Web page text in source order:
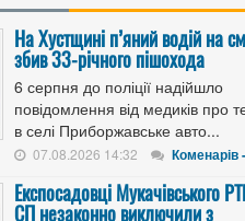
На Хустщині п’яний водій на
збив 33-річного пішохода
6 серпня до поліції надійшло
повідомлення від медиків про
в селі Приборжавське авто...
07.08.2026 14:32 Коменарів
Експосадовці Мукачівського
СП незаконно виключили з